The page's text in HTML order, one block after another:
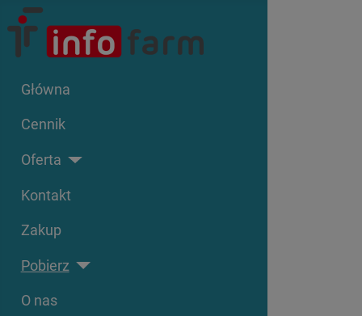
Główna
Cennik
Oferta
Kontakt
Zakup
Pobierz
O nas